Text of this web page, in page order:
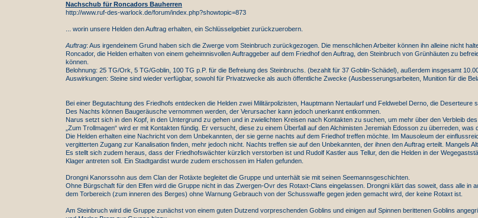
Nachschub für Roncadors Bauherren
http://www.ruf-des-warlock.de/forum/index.php?showtopic=873
... worin unsere Helden den Auftrag erhalten, ein Schlüsselgebiet zurückzuerobern.
Auftrag: Aus irgendeinem Grund haben sich die Zwerge vom Steinbruch zurückgezogen. Die menschlichen Arbeiter können ihn alleine nicht
Roncador, die Helden erhalten von einem geheimnisvollen Auftraggeber auf dem Friedhof den Auftrag, den Steinbruch von Grünhäuten zu
können.
Belohnung: 25 TG/Ork, 5 TG/Goblin, 100 TG p.P. für die Befreiung des Steinbruchs. (bezahlt für 37 Goblin-Schädel), außerdem insgesamt
Auswirkungen: Steine sind wieder verfügbar, sowohl für Privatzwecke als auch öffentliche Zwecke (Ausbesserungsarbeiten, Munition für die
Bei einer Begutachtung des Friedhofs entdecken die Helden zwei Militärpolizisten, Hauptmann Nertaularf und Feldwebel Derno, die Deserteure
Des Nachts können Baugeräusche vernommen werden, der Verursacher kann jedoch unerkannt entkommen.
Narus setzt sich in den Kopf, in den Untergrund zu gehen und in zwielichten Kreisen nach Kontakten zu suchen, um mehr über den Verbleib
„Zum Trollmagen“ wird er mit Kontakten fündig. Er versucht, diese zu einem Überfall auf den Alchimisten Jeremiah Edosson zu überreden, was
Die Helden erhalten eine Nachricht von dem Unbekannten, der sie gerne nachts auf dem Friedhof treffen möchte. Im Mausoleum der
vergitterten Zugang zur Kanalisation finden, mehr jedoch nicht. Nachts treffen sie auf den Unbekannten, der ihnen den Auftrag erteilt. Mangels
Es stellt sich zudem heraus, dass der Friedhofswächter kürzlich verstorben ist und Rudolf Kastler aus Tellur, den die Helden in der
Klager antreten soll. Ein Stadtgardist wurde zudem erschossen im Hafen gefunden.
Drongni Kanorssohn aus dem Clan der Rotäxte begleitet die Gruppe und unterhält sie mit seinen Seemannsgeschichten.
Ohne Bürgschaft für den Elfen wird die Gruppe nicht in das Zwergen-Ovr des Rotaxt-Clans eingelassen. Drongni klärt das soweit, dass alle
dem Torbereich (zum inneren des Berges) ohne Warnung Gebrauch von der Schusswaffe gegen jeden gemacht wird, der keine Rotaxt ist.
Am Steinbruch wird die Gruppe zunächst von einem guten Dutzend vorpreschenden Goblins und einigen auf Spinnen berittenen Goblins